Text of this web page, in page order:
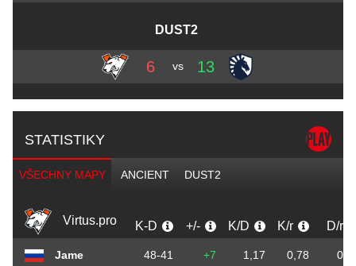
DUST2
6 vs 13
STATISTIKY
VŠECHNY MAPY ANCIENT DUST2
Virtus.pro K-D +/- K/D K/r D/r
Jame 48-41 +7 1,17 0,78